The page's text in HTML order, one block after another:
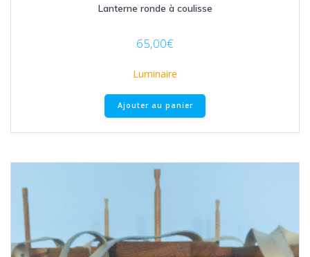
Lanterne ronde à coulisse
65,00€
Luminaire
Ajouter au panier